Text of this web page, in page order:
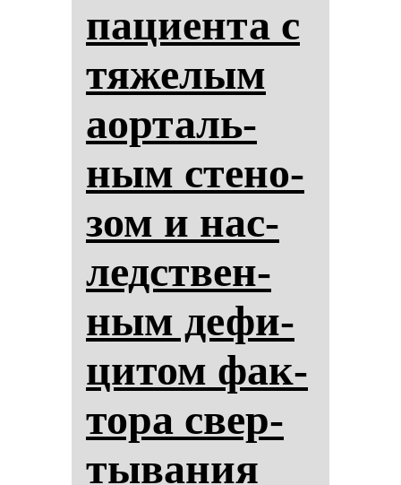
па­ци­ен­та с
тя­же­лым
аор­таль­
ным сте­но­
зом и нас­
ледствен­
ным де­фи­
ци­том фак­
то­ра свер­
ты­ва­ния